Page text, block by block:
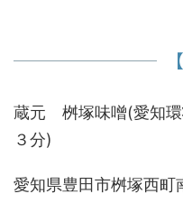
蔵元 桝塚味噌(愛知
３分)
愛知県豊田市桝塚西町